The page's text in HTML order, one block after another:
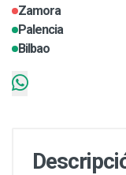
Zamora
Palencia
Bilbao